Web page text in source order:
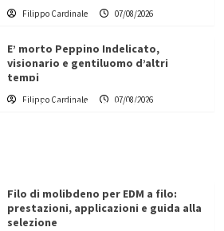
Filippo Cardinale 07/08/2026
E’ morto Peppino Indelicato,
visionario e gentiluomo d’altri
tempi
Filippo Cardinale 07/08/2026
Buscarnera partner chiave
per la transizione
Filo di molibdeno per EDM a filo:
prestazioni, applicazioni e guida alla
selezione